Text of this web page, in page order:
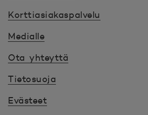
Korttiasiakaspalvelu
Medialle
Ota yhteyttä
Tietosuoja
Evästeet